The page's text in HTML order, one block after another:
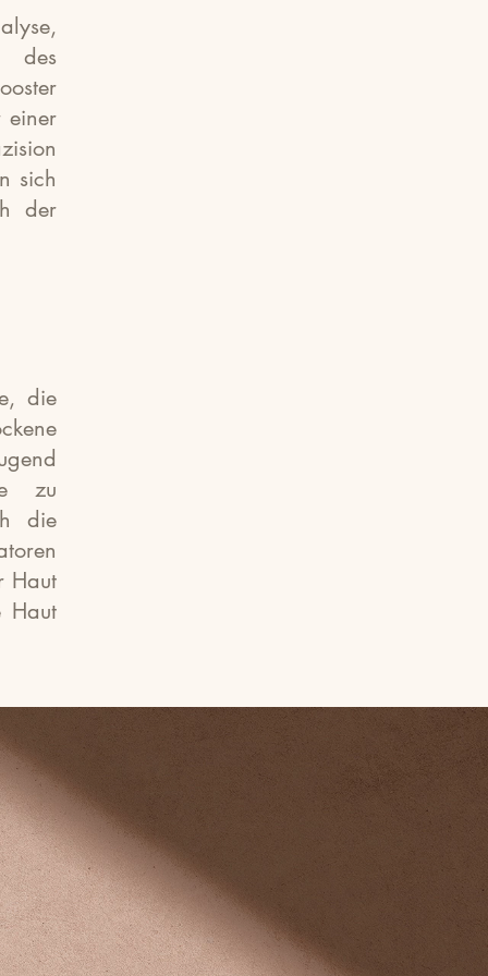
des
einer
sich
der
die
zu
die
Haut
Haut